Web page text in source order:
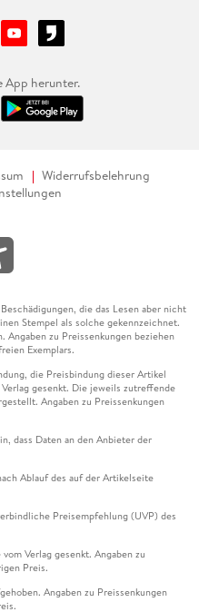
App herunter.
Widerrufsbelehrung
die das Lesen aber nicht
Stempel als solche gekennzeichnet.
zu Preissenkungen beziehen
Exemplars.
die Preisbindung dieser Artikel
gesenkt. Die jeweils zutreffende
Angaben zu Preissenkungen
dass Daten an den Anbieter der
Ablauf des auf der Artikelseite
Preisempfehlung (UVP) des
Verlag gesenkt. Angaben zu
Preis.
Angaben zu Preissenkungen